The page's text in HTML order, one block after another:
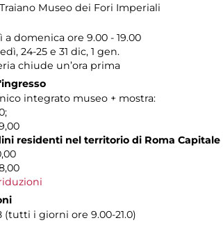
Museo dei Fori Imperiali
a domenica ore 9.00 - 19.00
24-25 e 31 dic, 1 gen.
chiude un’ora prima
integrato museo + mostra:
residenti nel territorio di Roma Capitale
(tutti i giorni ore 9.00-21.0)